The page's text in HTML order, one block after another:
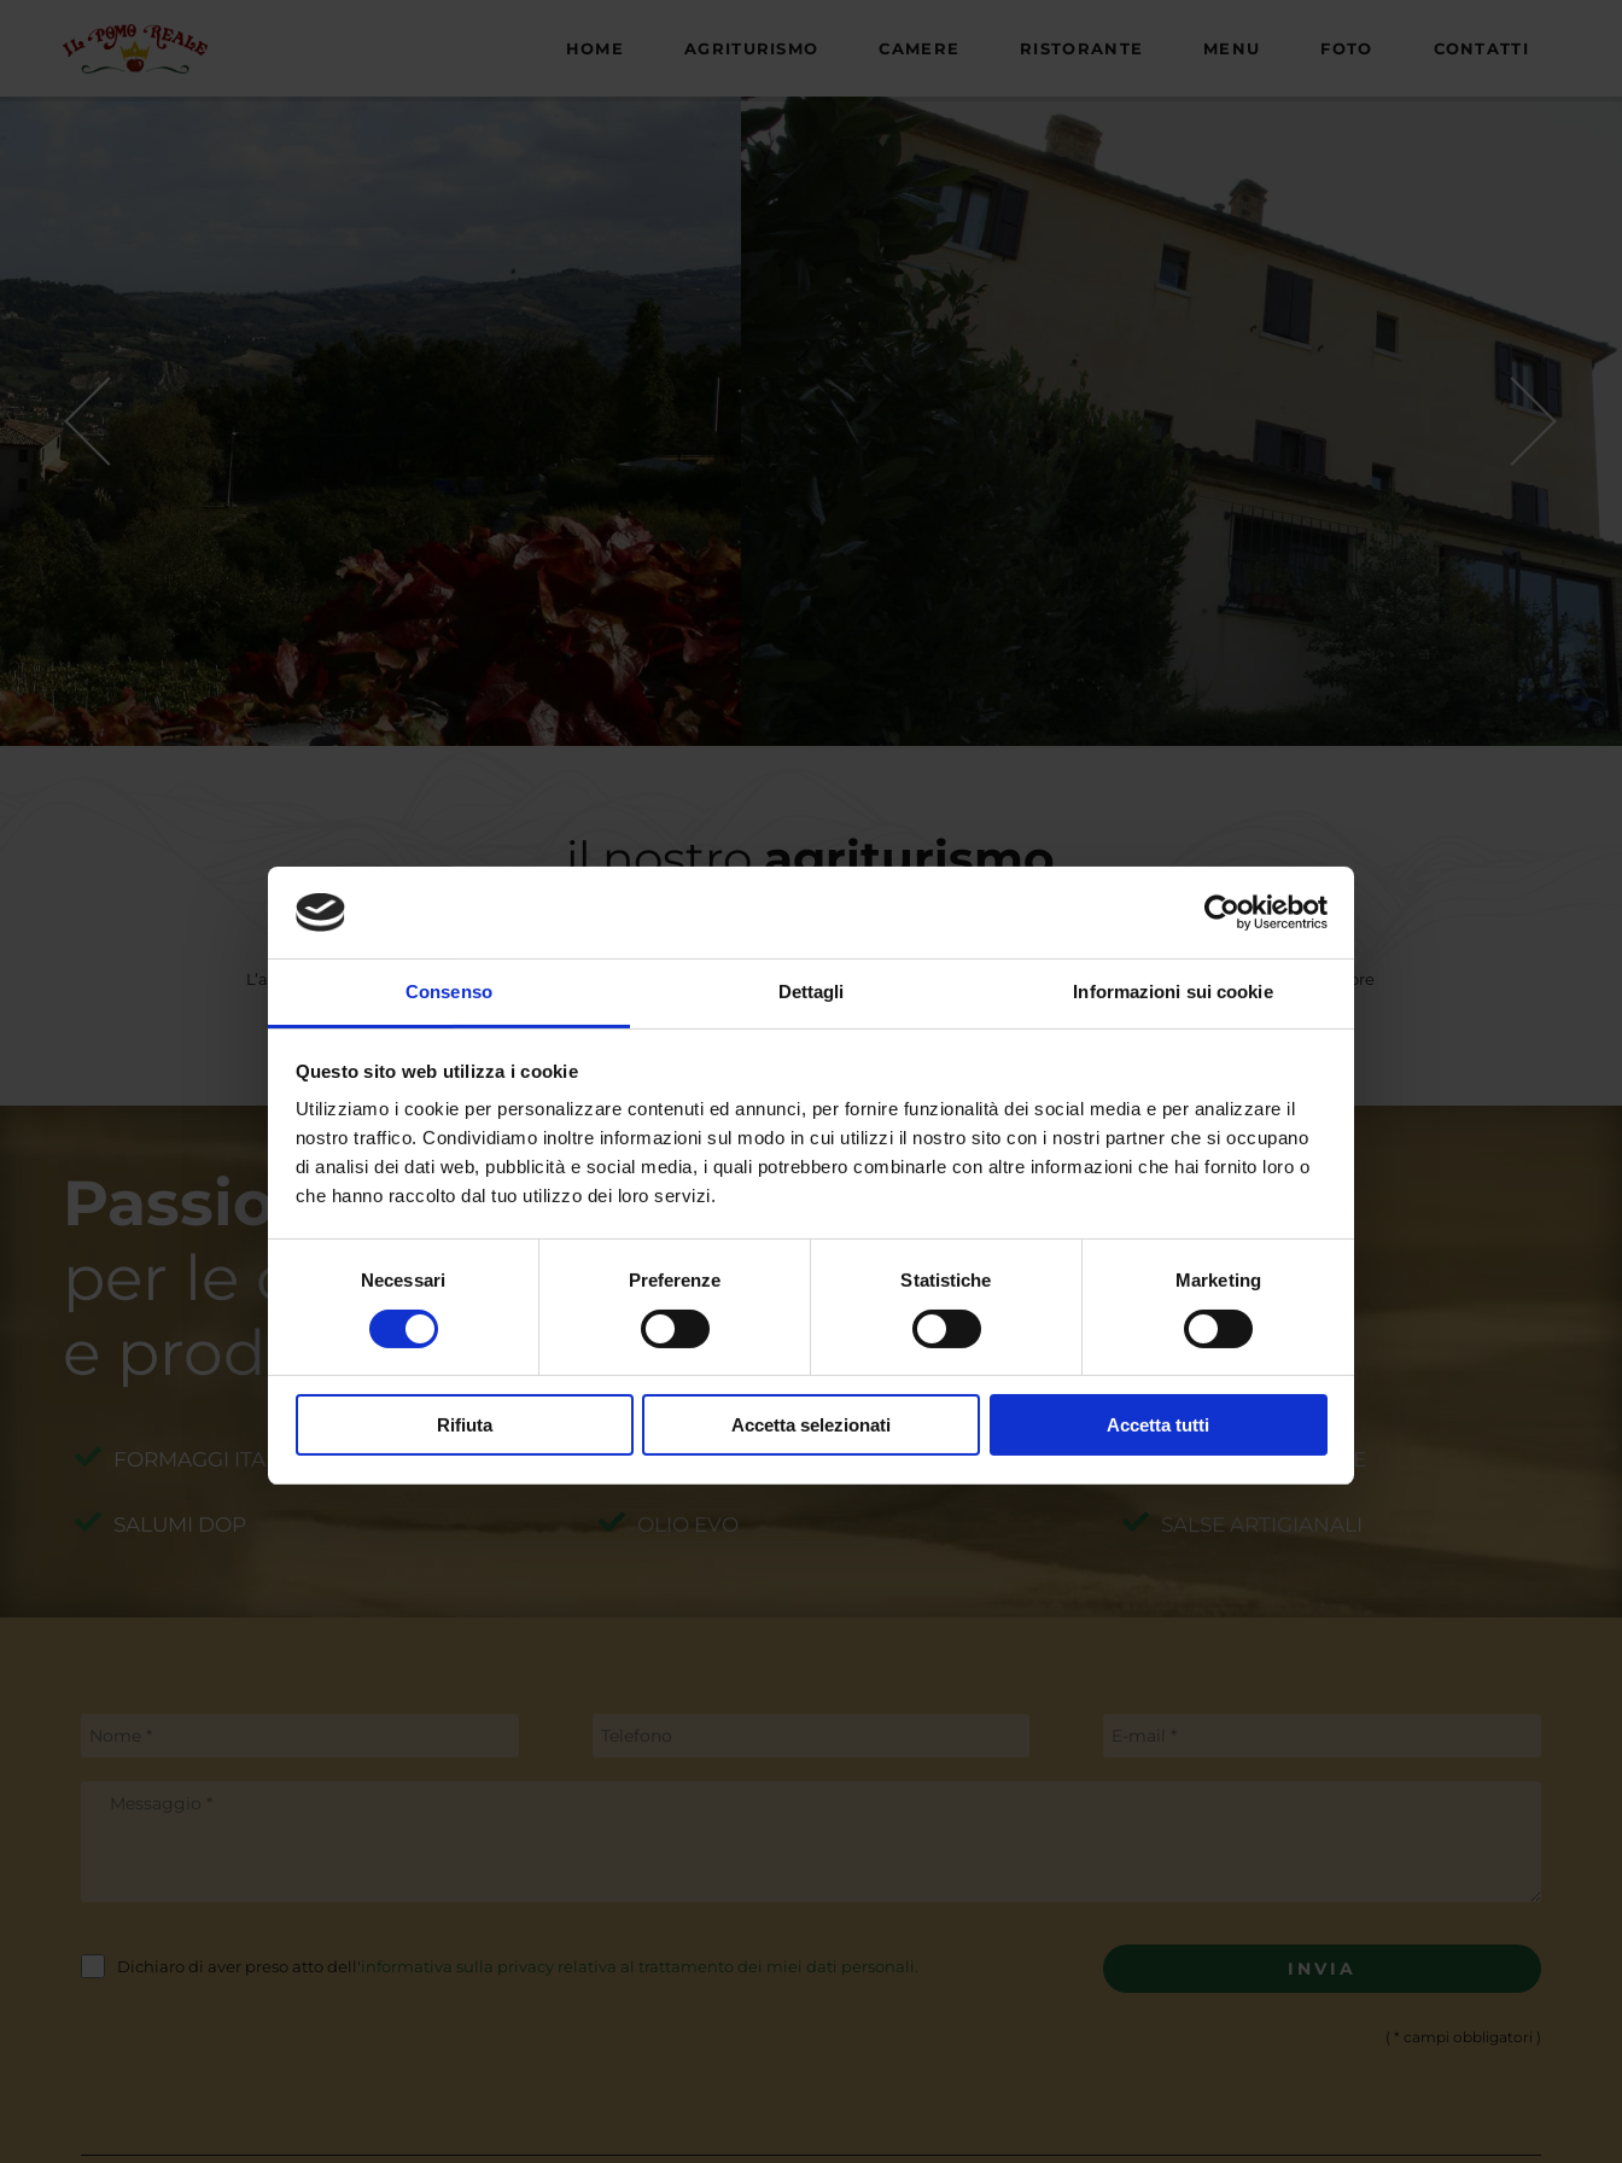
Consenso Dettagli Informazioni sui cookie
Questo sito web utilizza i cookie
Utilizziamo i cookie per personalizzare contenuti ed annunci, per fornire funzionalità dei social media e per analizzare il
nostro traffico. Condividiamo inoltre informazioni sul modo in cui utilizzi il nostro sito con i nostri partner che si occupano
di analisi dei dati web, pubblicità e social media, i quali potrebbero combinarle con altre informazioni che hai fornito loro o
che hanno raccolto dal tuo utilizzo dei loro servizi.
Necessari Preferenze Statistiche Marketing
Rifiuta Accetta selezionati Accetta tutti
Il Pomo Reale,
Agriturismo a
Torriana
il nostroagriturismo
L’agriturismo il POMO REALE è la miglior scelta per il vostro soggiorno a contatto con la natura, si trova a 15 km dalla riviera romagnola nel cuore
della bellissima valle del Marecchia vicino ad antichi borghi medievali come Verucchio e San Leo.
Passione
per le cosebuone
e prodottigenuini
FORMAGGI ITALIANI FARINE BIO VERDURE FRESCHE
SALUMI DOP OLIO EVO SALSE ARTIGIANALI
Dichiaro di aver preso atto dell'informativa sulla privacy relativa al trattamento dei miei dati personali.
( * campi obbligatori )
HOME AGRITURISMO CAMERE RISTORANTE MENU FOTO CONTATTI